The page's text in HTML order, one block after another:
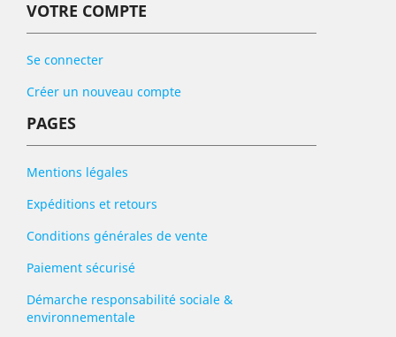
VOTRE COMPTE
Se connecter
Créer un nouveau compte
PAGES
Mentions légales
Expéditions et retours
Conditions générales de vente
Paiement sécurisé
Démarche responsabilité sociale &
environnementale